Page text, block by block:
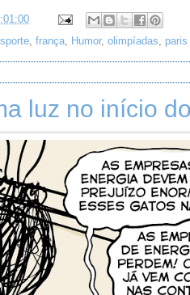
frança Humor, olimpíadas paris
luz no início